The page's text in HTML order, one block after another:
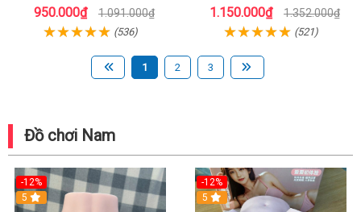
Siêu Mềm 2kg
950.000₫ 1.091.000₫
(536)
Động -kết Hợp Rung Rên Toả
Nhiệt
1.150.000₫ 1.352.000₫
(521)
1 2 3
Đồ chơi Nam
-12%
5
-12%
5